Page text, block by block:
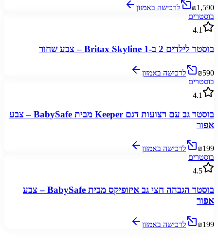
₪1,590
לרכישה באמזון
בוסטרים
4.1
בוסטר לילדים 2 ב-1 Britax Skyline – צבע שחור
₪590
לרכישה באמזון
בוסטרים
4.1
בוסטר גב עם רצועות דגם Keeper מבית BabySafe – צבע
אפור
₪199
לרכישה באמזון
בוסטרים
4.5
בוסטר הגבהה חצי גב איזופיקס מבית BabySafe – צבע
אפור
₪199 לרכישה באמזון